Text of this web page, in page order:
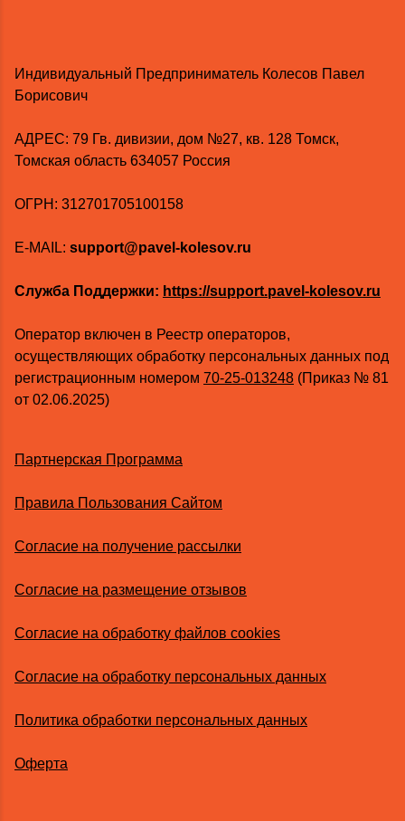
Индивидуальный Предприниматель Колесов Павел
Борисович
AДРЕС: 79 Гв. дивизии, дом №27, кв. 128 Томск,
Томская область 634057 Россия
ОГРН: 312701705100158
E-MAIL: support@pavel-kolesov.ru
Служба Поддержки: https://support.pavel-kolesov.ru
Оператор включен в Реестр операторов,
осуществляющих обработку персональных данных под
регистрационным номером 70-25-013248 (Приказ № 81
от 02.06.2025)
Партнерская Программа
Правила Пользования Сайтом
Согласие на получение рассылки
Согласие на размещение отзывов
Согласие на обработку файлов cookies
Согласие на обработку персональных данных
Политика обработки персональных данных
Оферта